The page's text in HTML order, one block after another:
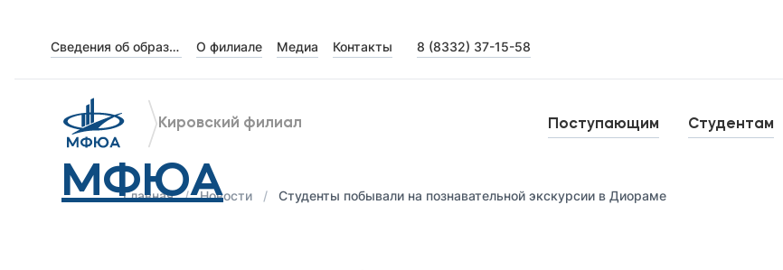
Сведения об образовательной организации О филиале Медиа Контакты 8 (8332) 37-15-58
МФЮА
Кировский филиал Поступающим Студентам
Лицензии и документы
Сведения об образовательной организации
Абитуриенту
Главная Новости Студенты побывали на познавательной экскурсии в Диораме